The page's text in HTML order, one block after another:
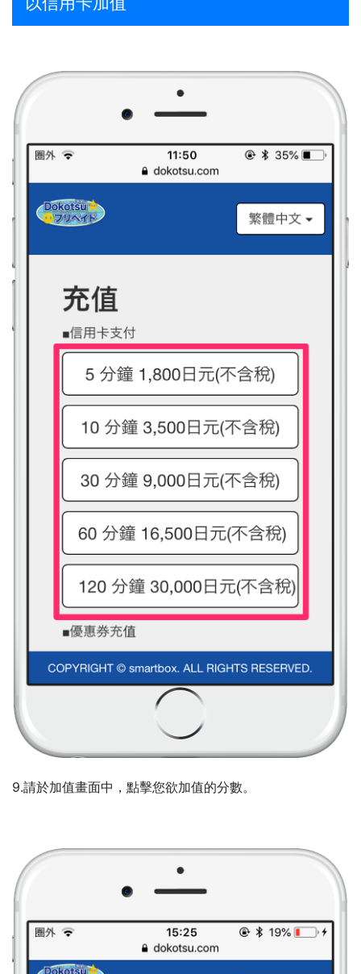
9.請於加值畫面中，點擊您欲加值的分數。